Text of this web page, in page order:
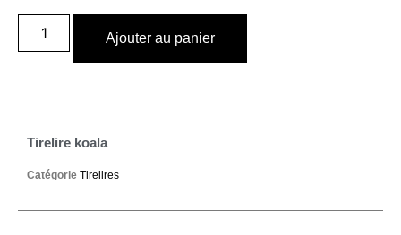
Ajouter au panier
Tirelire koala
Catégorie Tirelires